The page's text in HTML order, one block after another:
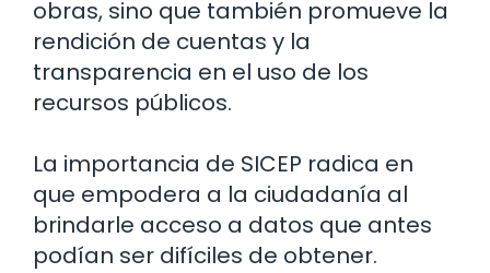
obras, sino que también promueve la
rendición de cuentas y la
transparencia en el uso de los
recursos públicos.
La importancia de SICEP radica en
que empodera a la ciudadanía al
brindarle acceso a datos que antes
podían ser difíciles de obtener.